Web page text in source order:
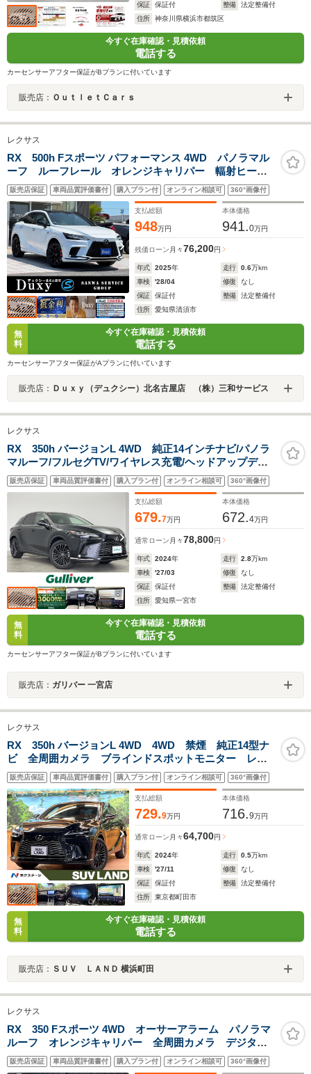
保証
保証付 整備
法定整備付
住所
神奈川県横浜市都筑区
今すぐ在庫確認・見積依頼
電話する
カーセンサーアフター保証がBプランに付いています
販売店： ＯｕｔｌｅｔＣａｒｓ
レクサス
RX 500h Fスポーツ パフォーマンス 4WD パノラマル
ーフ ルーフレール オレンジキャリパー 輻射ヒータ
ー デジタルインナーミラー レクサスチームメイトア
ドバンスドパーク パノラミックビューモニター ブラ
インドスポットモニター ホワイトレザー
販売店保証 車両品質評価書付 購入プラン付 オンライン相談可 360°画像付
支払総額
948万円
本体価格
941.0万円
残価ローン 月々76,200円
年式 2025年 走行 0.6万km
車検
'28/04 修復
なし
保証
保証付 整備
法定整備付
住所
愛知県清須市
無
料
今すぐ在庫確認・見積依頼
電話する
カーセンサーアフター保証がAプランに付いています
販売店： Ｄｕｘｙ（デュクシー）北名古屋店 （株）三和サービス
レクサス
RX 350h バージョンL 4WD 純正14インチナビ/パノラ
マルーフ/フルセグTV/ワイヤレス充電/ヘッドアップディ
スプレイ/ブラインドスポットモニター/ETC2.0/ドライブ
レコーダー/シートヒーター/ステアリングヒーター/HDMI/
販売店保証 車両品質評価書付 購入プラン付 オンライン相談可 360°画像付
支払総額
679.7万円
本体価格
672.4万円
通常ローン 月々78,800円
年式 2024年 走行 2.8万km
車検
'27/03 修復
なし
保証
保証付 整備
法定整備付
住所
愛知県一宮市
無
料
今すぐ在庫確認・見積依頼
電話する
カーセンサーアフター保証がBプランに付いています
販売店： ガリバー 一宮店
レクサス
RX 350h バージョンL 4WD 4WD 禁煙 純正14型ナ
ビ 全周囲カメラ ブラインドスポットモニター レー
ダークルーズ デジタルミラー 電動リアゲート 黒
革 シートベンチレーション 三眼LEDヘッド 純正21
インチアルミ ETC
販売店保証 車両品質評価書付 購入プラン付 オンライン相談可 360°画像付
支払総額
729.9万円
本体価格
716.9万円
通常ローン 月々64,700円
年式 2024年 走行 0.5万km
車検
'27/11 修復
なし
保証
保証付 整備
法定整備付
住所
東京都町田市
無
料
今すぐ在庫確認・見積依頼
電話する
販売店： ＳＵＶ ＬＡＮＤ 横浜町田
レクサス
RX 350 Fスポーツ 4WD オーサーアラーム パノラマ
ルーフ オレンジキャリパー 全周囲カメラ デジタル
ミラー ブラインドスポットモニター ETC2.0 ヘッド
アップディスプレイ 純正14型ナビ フルセグTV レー
販売店保証 車両品質評価書付 購入プラン付 オンライン相談可 360°画像付